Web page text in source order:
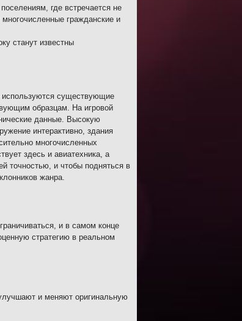
где встречается не
гражданские и
станут известны
используются существующие
образцам. На игровой
данные. Высокую
интерактивно, здания
многочисленных
здесь и авиатехника, а
точностью, и чтобы подняться в
жанра.
и в самом конце
стратегию в реальном
и меняют оригинальную